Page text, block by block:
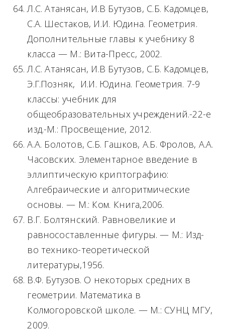
Л.С. Атанясан, И.В Бутузов, С.Б. Кадомцев,
С.А. Шестаков, И.И. Юдина. Геометрия.
Дополнительные главы к учебнику 8
класса — М.: Вита-Пресс, 2002.
Л.С. Атанясан, И.В Бутузов, С.Б. Кадомцев,
Э.Г.Позняк, И.И. Юдина. Геометрия. 7-9
классы: учебник для
общеобразовательных учреждений.-22-е
изд.-М.: Просвещение, 2012.
А.А. Болотов, С.Б. Гашков, А.Б. Фролов, А.А.
Часовских. Элементарное введение в
эллиптическую криптографию:
Алгебраические и алгоритмические
основы. — М.: Ком. Книга,2006.
В.Г. Болтянский. Равновеликие и
равносоставленные фигуры. — М.: Изд-
во технико-теоретической
литературы,1956.
В.Ф. Бутузов. О некоторых средних в
геометрии. Математика в
Колмогоровской школе. — М.: СУНЦ МГУ,
2009.